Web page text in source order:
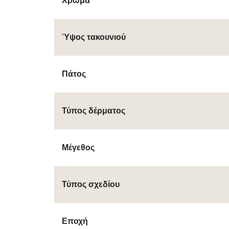
Ύψος τακουνιού
Πάτος
Τύπος δέρματος
Μέγεθος
Τύπος σχεδίου
Εποχή